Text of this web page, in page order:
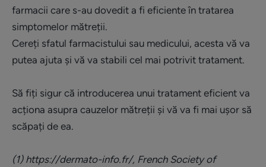
farmacii care s-au dovedit a fi eficiente în tratarea
simptomelor mătreții.
Cereți sfatul farmacistului sau medicului, acesta vă va
putea ajuta și vă va stabili cel mai potrivit tratament.
Să fiți sigur că introducerea unui tratament eficient va
acționa asupra cauzelor mătreții și vă va fi mai ușor să
scăpați de ea.
(1) https://dermato-info.fr/, French Society of